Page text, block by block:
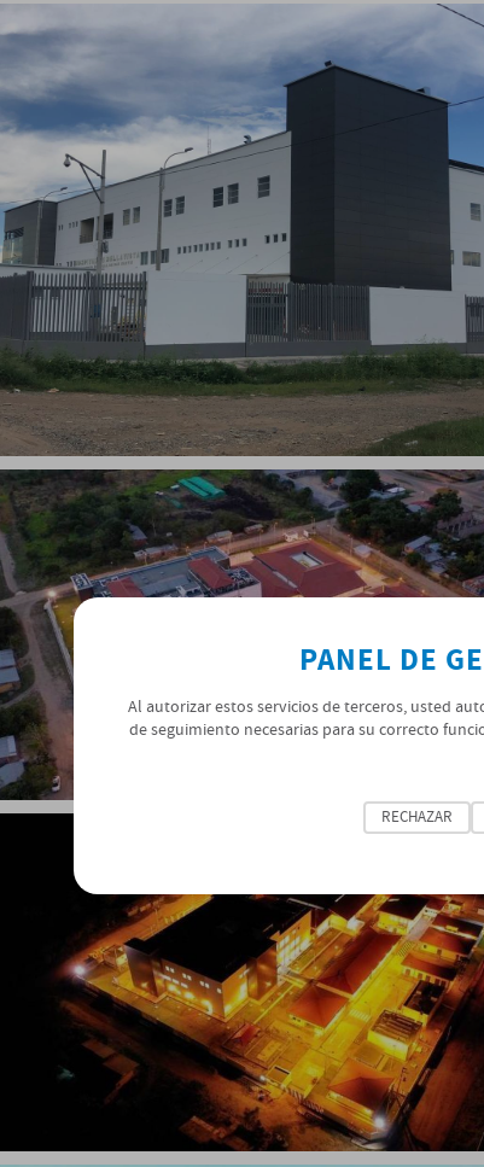
PANEL DE
Al autorizar estos servicios de terceros, usted
de seguimiento necesarias para su correcto
RECHAZAR